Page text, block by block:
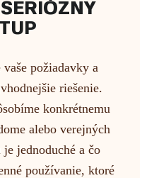
požiadavky a
riešenie.
konkrétnemu
alebo verejných
jednoduché a čo
používanie, ktoré